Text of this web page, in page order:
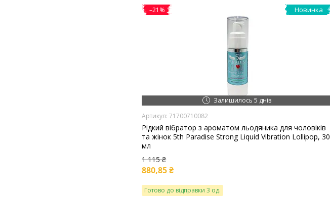
–21%
Залишилось 5 днів
Новинка
71700710082
Рідкий вібратор з ароматом льодяника для чоловіків
та жінок 5th Paradise Strong Liquid Vibration Lollipop, 30
мл
1 115 ₴
880,85 ₴
Готово до відправки 3 од.